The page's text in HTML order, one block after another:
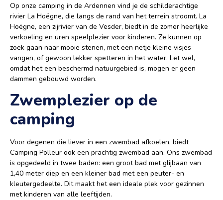
Op onze camping in de Ardennen vind je de schilderachtige
rivier La Hoëgne, die langs de rand van het terrein stroomt. La
Hoëgne, een zijrivier van de Vesder, biedt in de zomer heerlijke
verkoeling en uren speelplezier voor kinderen. Ze kunnen op
zoek gaan naar mooie stenen, met een netje kleine visjes
vangen, of gewoon lekker spetteren in het water. Let wel,
omdat het een beschermd natuurgebied is, mogen er geen
dammen gebouwd worden.
Zwemplezier op de
camping
Voor degenen die liever in een zwembad afkoelen, biedt
Camping Polleur ook een prachtig zwembad aan. Ons zwembad
is opgedeeld in twee baden: een groot bad met glijbaan van
1,40 meter diep en een kleiner bad met een peuter- en
kleutergedeelte. Dit maakt het een ideale plek voor gezinnen
met kinderen van alle leeftijden.